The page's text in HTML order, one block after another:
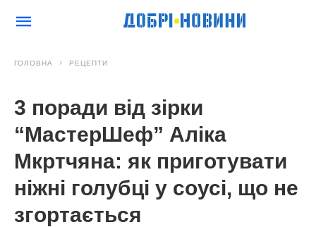
ГОЛОВНА РЕЦЕПТИ
3 поради від зірки
“МастерШеф” Аліка
Мкртчяна: як приготувати
ніжні голубці у соусі, що не
згортається